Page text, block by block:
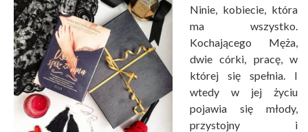
Ninie, kobiecie, która
ma wszystko.
Kochającego Męża,
dwie córki, pracę, w
której się spełnia. I
wtedy w jej życiu
pojawia się młody,
przystojny i